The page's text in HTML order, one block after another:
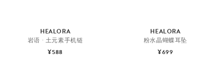
HEALORA
岩语 · 土元素手机链
¥588
HEALORA
粉水晶蝴蝶耳坠
¥699